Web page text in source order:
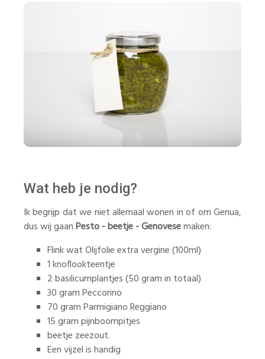
Wat heb je nodig?
Ik begrijp dat we niet allemaal wonen in of om Genua,
dus wij gaanPesto - beetje - Genovesemaken:
Flink wat Olijfolie extra vergine (100ml)
1 knoflookteentje
2 basilicumplantjes (50 gram in totaal)
30 gram Peccorino
70 gram Parmigiano Reggiano
15 gram pijnboompitjes
beetje zeezout.
Een vijzel is handig